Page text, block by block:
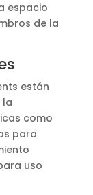
espacio
de la
están
la
como
para
uso